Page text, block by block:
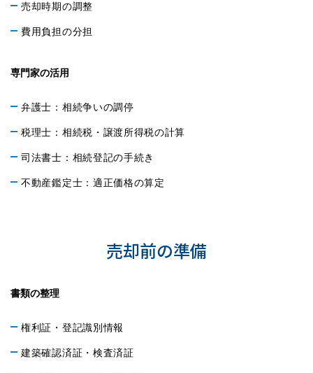
売却時期の調整
費用負担の分担
専門家の活用
弁護士：相続争いの調停
税理士：相続税・譲渡所得税の計算
司法書士：相続登記の手続き
不動産鑑定士：適正価格の算定
売却前の準備
書類の整理
権利証・登記識別情報
建築確認済証・検査済証